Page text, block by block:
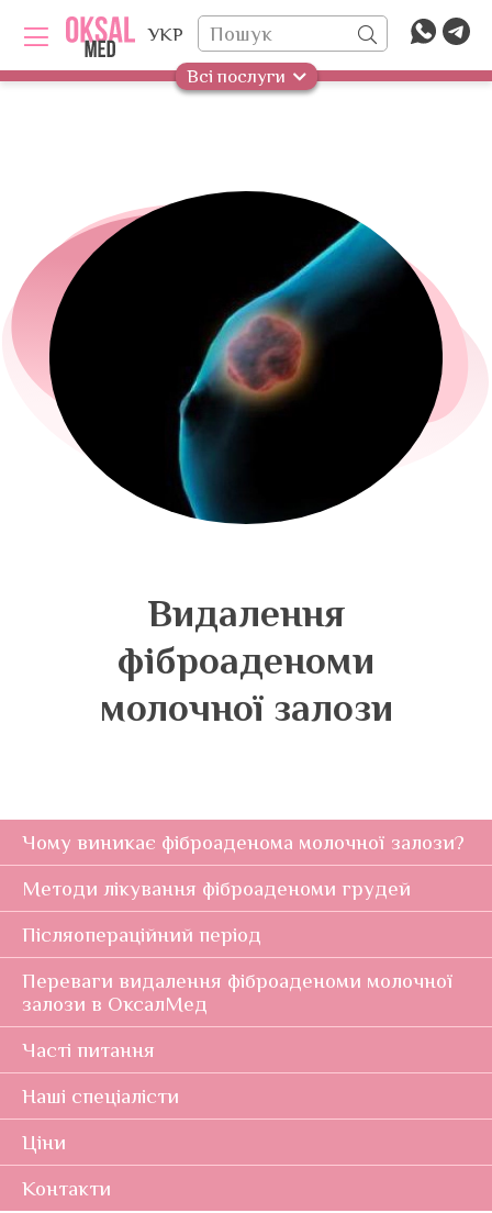
УКР
Всі послуги
Видалення
фіброаденоми
молочної залози
Чому виникає фіброаденома молочної залози?
Методи лікування фіброаденоми грудей
Післяопераційний період
Переваги видалення фіброаденоми молочної
залози в ОксалМед
Часті питання
Наші спеціалісти
Ціни
Контакти